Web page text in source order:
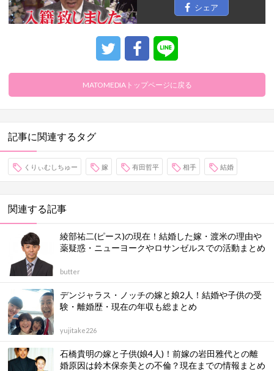
シェア
MATOMEDIAトップページに戻る
記事に関連するタグ
くりぃむしちゅー 嫁 有田哲平 相手 結婚
関連する記事
綾部祐二(ピース)の現在！結婚した嫁・渡米の理由や
薬疑惑・ニューヨークやロサンゼルスでの活動まとめ
butter
デンジャラス・ノッチの嫁と娘2人！結婚や子供の受
験・離婚歴・現在の年収も総まとめ
yujitake226
石橋貴明の嫁と子供(娘4人)！前嫁の岩田雅代との離
婚原因は鈴木保奈美との不倫？現在までの情報まとめ